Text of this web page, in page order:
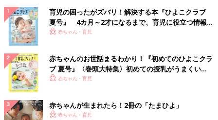
育児の困ったがズバリ！解決する本『ひよこクラブ
夏号』 4カ月～2才になるまで、育児に役立つ情報が
いっぱい！
赤ちゃん・育児
赤ちゃんのお世話まるわかり！『初めてのひよこクラ
ブ 夏号』〈巻頭大特集〉初めての授乳がうまくい
く！ おっぱい・ミルクの基本と夏のトラブル 解決テ
赤ちゃん・育児
赤ちゃんが生まれたら！2冊の「たまひよ」
赤ちゃん・育児